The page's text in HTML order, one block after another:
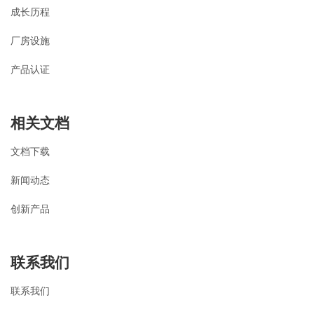
成长历程
厂房设施
产品认证
相关文档
文档下载
新闻动态
创新产品
联系我们
联系我们